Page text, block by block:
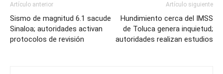
Artículo anterior
Sismo de magnitud 6.1 sacude
Sinaloa; autoridades activan
protocolos de revisión
Artículo siguiente
Hundimiento cerca del IMSS
de Toluca genera inquietud;
autoridades realizan estudios